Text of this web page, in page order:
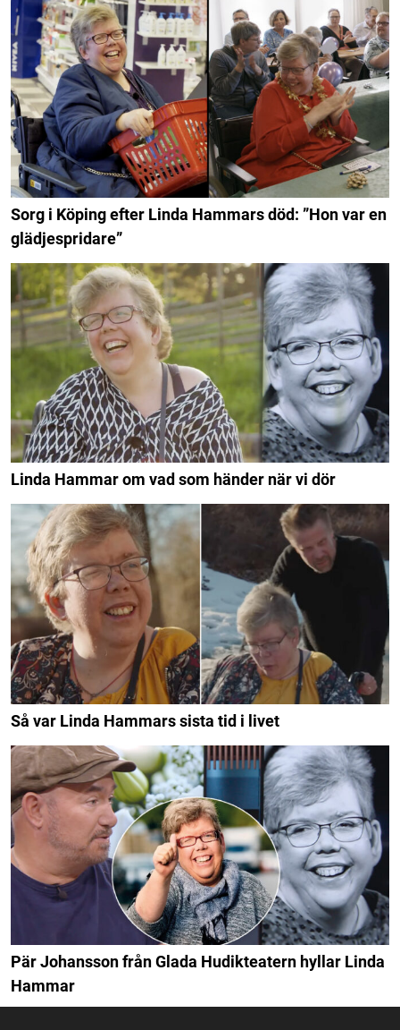
Sorg i Köping efter Linda Hammars död: ”Hon var en
glädjespridare”
Linda Hammar om vad som händer när vi dör
Så var Linda Hammars sista tid i livet
Pär Johansson från Glada Hudikteatern hyllar Linda
Hammar